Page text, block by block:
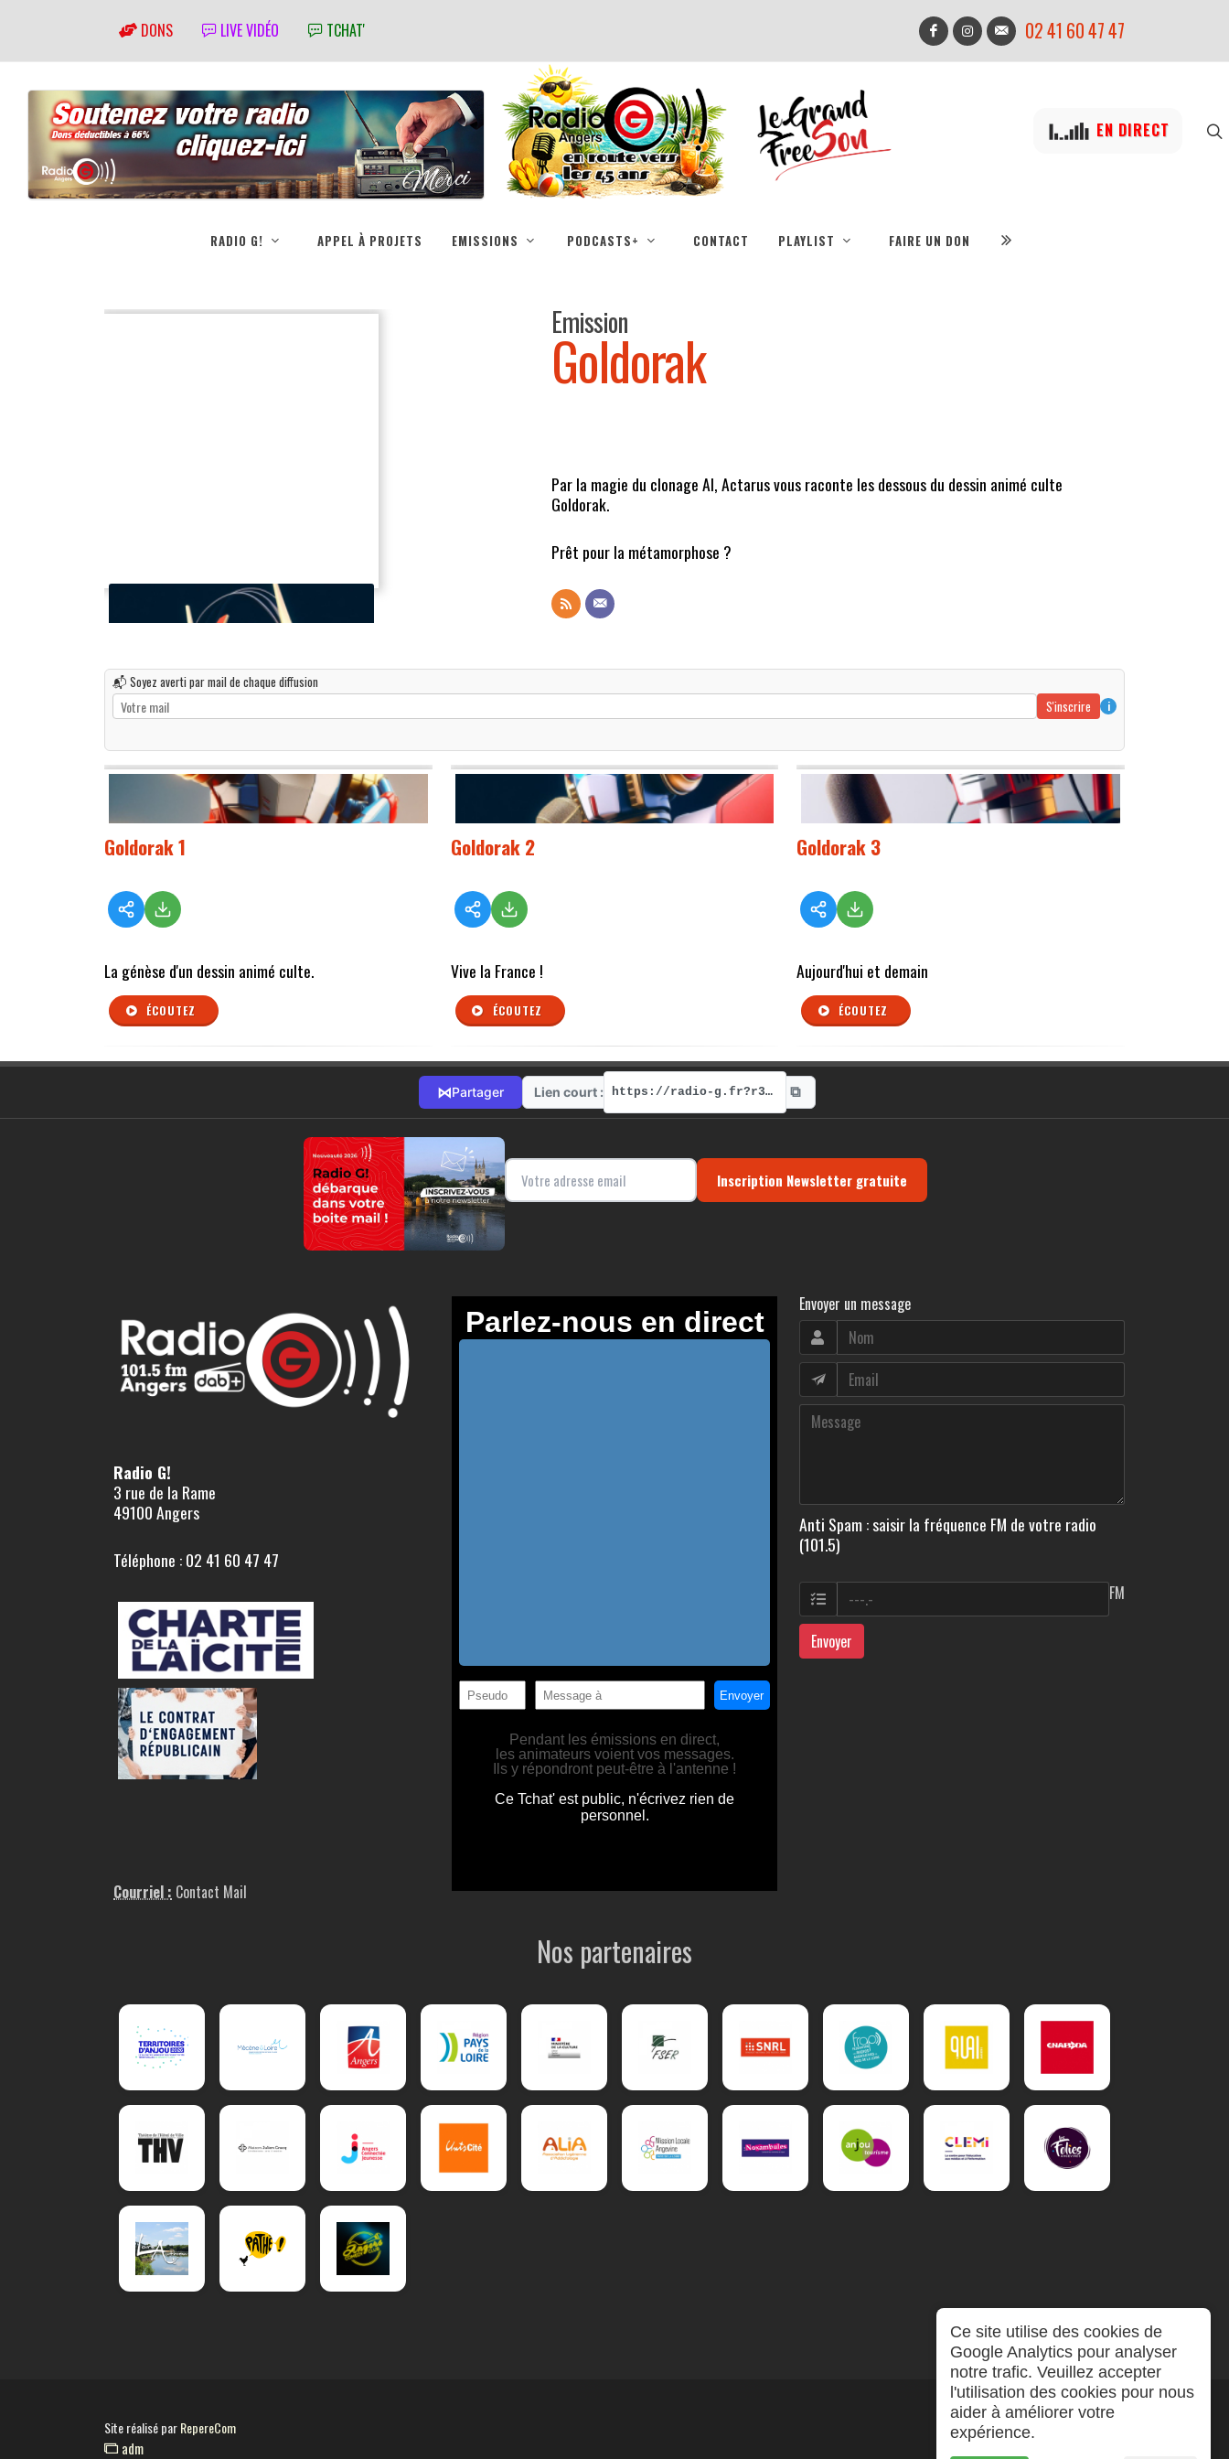
DONS LIVE VIDÉO TCHAT' 02 41 60 47 47
EN DIRECT
RADIO G! APPEL À PROJETS EMISSIONS PODCASTS+ CONTACT PLAYLIST FAIRE UN DON
Emission
Goldorak
Par la magie du clonage AI, Actarus vous raconte les dessous du dessin animé culte
Goldorak.
Prêt pour la métamorphose ?
📬 Soyez averti par mail de chaque diffusion
S'inscrire
i
Goldorak 1
La génèse d'un dessin animé culte.
ÉCOUTEZ
Goldorak 2
Vive la France !
ÉCOUTEZ
Goldorak 3
Aujourd'hui et demain
ÉCOUTEZ
⋈Partager Lien court : https://radio-g.fr?r371 ⧉
Inscription Newsletter gratuite
Radio G!
3 rue de la Rame
49100 Angers
Téléphone : 02 41 60 47 47
Courriel : Contact Mail
Envoyer un message
Anti Spam : saisir la fréquence FM de votre radio
(101.5)
FM
Envoyer
Nos partenaires
Site réalisé parRepereCom
adm
Ce site utilise des cookies de
Google Analytics pour analyser
notre trafic. Veuillez accepter
l'utilisation des cookies pour nous
aider à améliorer votre
expérience.